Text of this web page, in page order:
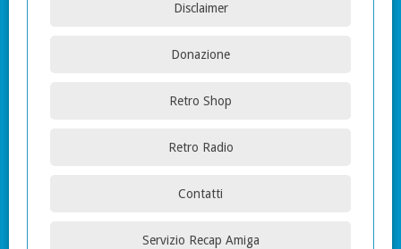
Disclaimer
Donazione
Retro Shop
Retro Radio
Contatti
Servizio Recap Amiga